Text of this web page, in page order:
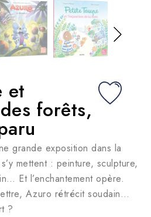
et
forêts,
grande exposition dans la
mettent : peinture, sculpture,
Et l’enchantement opère.
Azuro rétrécit soudain…
?